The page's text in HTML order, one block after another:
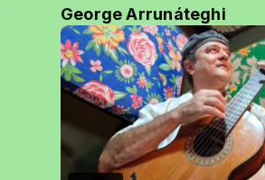
George Arrunáteghi